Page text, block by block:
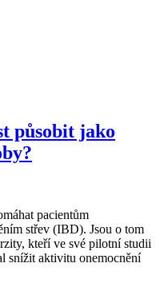
působit jako
pacientům
střev (IBD). Jsou o tom
kteří ve své pilotní studii
snížit aktivitu onemocnění